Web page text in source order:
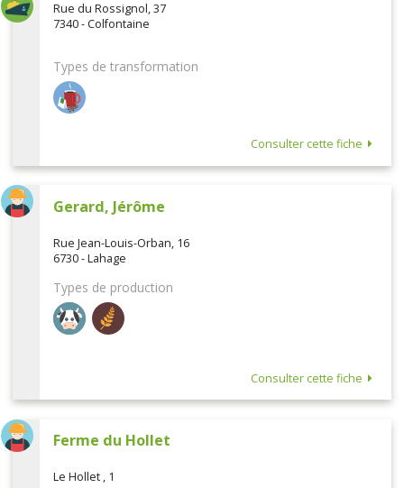
Rue du Rossignol, 37
7340 - Colfontaine
Types de transformation
Consulter cette fiche
Gerard, Jérôme
Rue Jean-Louis-Orban, 16
6730 - Lahage
Types de production
Consulter cette fiche
Ferme du Hollet
Le Hollet , 1